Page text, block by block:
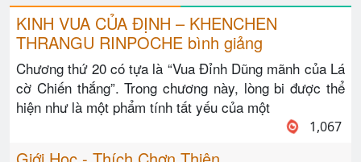
KINH VUA CỦA ĐỊNH – KHENCHEN
THRANGU RINPOCHE bình giảng
Chương thứ 20 có tựa là “Vua Đỉnh Dũng mãnh của Lá
cờ Chiến thắng”. Trong chương này, lòng bi được thể
hiện như là một phẩm tính tất yếu của một
1,067